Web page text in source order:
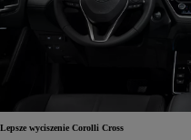
Lepsze wyciszenie Corolli Cross